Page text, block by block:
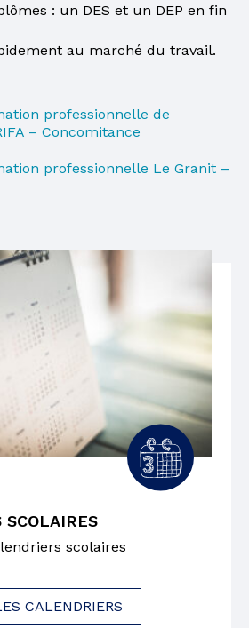
: un DES et un DEP en fin
au marché du travail.
professionnelle de
– Concomitance
professionnelle Le Granit –
SCOLAIRES
scolaires
CALENDRIERS